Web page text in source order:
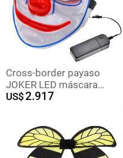
Cross-border payaso
JOKER LED máscara
luminosa de Halloween
fantasma COS TikTok
mismo estilo
US$2.917